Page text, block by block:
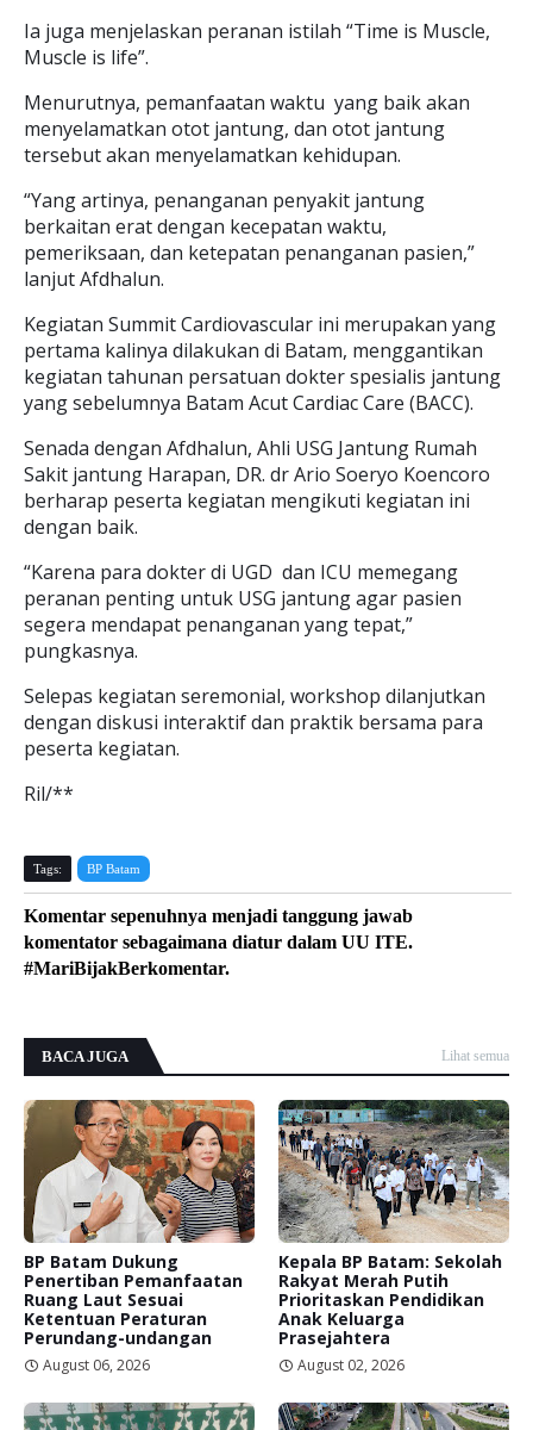
Ia juga menjelaskan peranan istilah “Time is Muscle,
Muscle is life”.
Menurutnya, pemanfaatan waktu yang baik akan
menyelamatkan otot jantung, dan otot jantung
tersebut akan menyelamatkan kehidupan.
“Yang artinya, penanganan penyakit jantung
berkaitan erat dengan kecepatan waktu,
pemeriksaan, dan ketepatan penanganan pasien,”
lanjut Afdhalun.
Kegiatan Summit Cardiovascular ini merupakan yang
pertama kalinya dilakukan di Batam, menggantikan
kegiatan tahunan persatuan dokter spesialis jantung
yang sebelumnya Batam Acut Cardiac Care (BACC).
Senada dengan Afdhalun, Ahli USG Jantung Rumah
Sakit jantung Harapan, DR. dr Ario Soeryo Koencoro
berharap peserta kegiatan mengikuti kegiatan ini
dengan baik.
“Karena para dokter di UGD dan ICU memegang
peranan penting untuk USG jantung agar pasien
segera mendapat penanganan yang tepat,”
pungkasnya.
Selepas kegiatan seremonial, workshop dilanjutkan
dengan diskusi interaktif dan praktik bersama para
peserta kegiatan.
Ril/**
Tags: BP Batam
Komentar sepenuhnya menjadi tanggung jawab
komentator sebagaimana diatur dalam UU ITE.
#MariBijakBerkomentar.
BACA JUGA Lihat semua
BP Batam Dukung
Penertiban Pemanfaatan
Ruang Laut Sesuai
Ketentuan Peraturan
Perundang-undangan
August 06, 2026
Kepala BP Batam: Sekolah
Rakyat Merah Putih
Prioritaskan Pendidikan
Anak Keluarga
Prasejahtera
August 02, 2026